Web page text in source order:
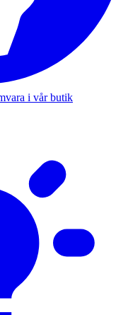
i vår butik